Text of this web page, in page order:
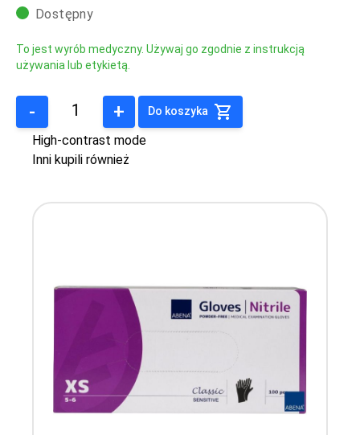
Dostępny
To jest wyrób medyczny. Używaj go zgodnie z instrukcją
używania lub etykietą.
- + Do koszyka
High-contrast mode
Inni kupili również